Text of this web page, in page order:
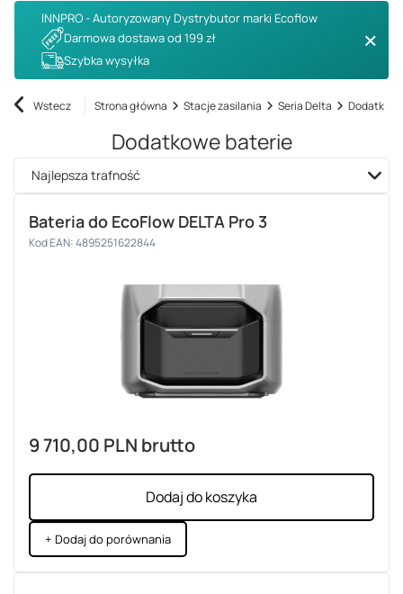
INNPRO - Autoryzowany Dystrybutor marki Ecoflow
Darmowa dostawa od 199 zł
Szybka wysyłka
Wstecz Strona główna Stacje zasilania Seria Delta
Dodatkowe baterie
Zmień sortowanie
Najlepsza trafność
Bateria do EcoFlow DELTA Pro 3
Kod EAN: 4895251622844
9 710,00 PLN brutto
Dodaj do koszyka
+ Dodaj do porównania